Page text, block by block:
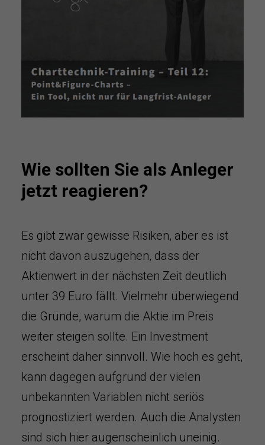
Wie sollten Sie als Anleger
jetzt reagieren?
Es gibt zwar gewisse Risiken, aber es ist
nicht davon auszugehen, dass der
Aktienwert in der nächsten Zeit deutlich
unter 39 Euro fällt. Vielmehr überwiegend
die Gründe, warum die Aktie im Preis
weiter steigen sollte. Ein Investment
erscheint daher sinnvoll. Wie hoch es geht,
kann dagegen aufgrund der vielen
unbekannten Variablen nicht seriös
prognostiziert werden. Auch die Analysten
sind sich hier augenscheinlich uneinig.